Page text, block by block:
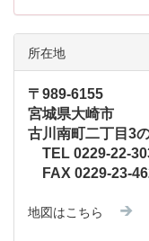
所在地
〒989-6155
宮城県大崎市
古川南町二丁目3
TEL 0229-22-
FAX 0229-23-
地図はこちら